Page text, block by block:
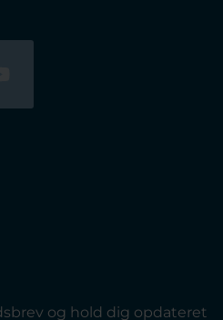
og hold dig opdateret